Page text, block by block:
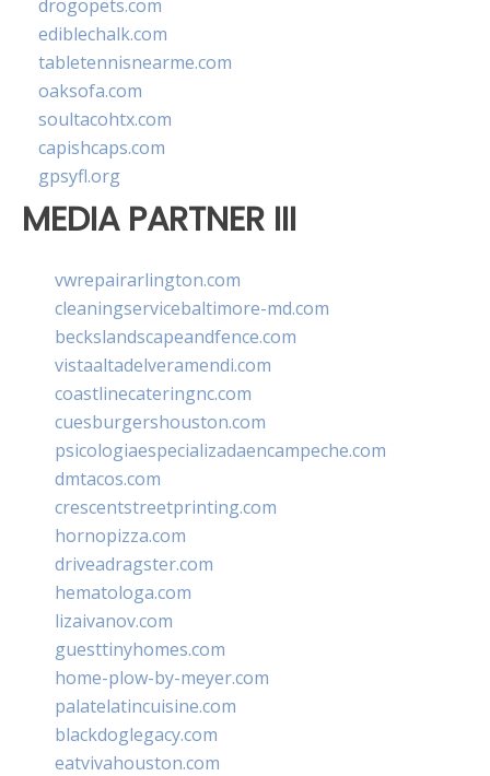
drogopets.com
ediblechalk.com
tabletennisnearme.com
oaksofa.com
soultacohtx.com
capishcaps.com
gpsyfl.org
MEDIA PARTNER III
vwrepairarlington.com
cleaningservicebaltimore-md.com
beckslandscapeandfence.com
vistaaltadelveramendi.com
coastlinecateringnc.com
cuesburgershouston.com
psicologiaespecializadaencampeche.com
dmtacos.com
crescentstreetprinting.com
hornopizza.com
driveadragster.com
hematologa.com
lizaivanov.com
guesttinyhomes.com
home-plow-by-meyer.com
palatelatincuisine.com
blackdoglegacy.com
eatvivahouston.com